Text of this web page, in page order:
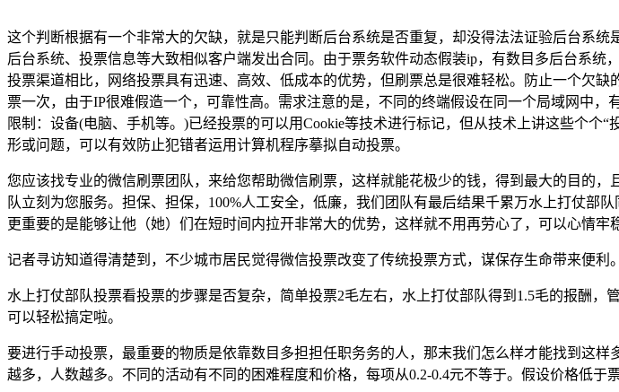
这个判断根据有一个非常大的欠缺，就是只能判断后台系统是否重复，却没得法法证验后台系
后台系统、投票信息等大致相似客户端发出合同。由于票务软件动态假装ip，有数目多后台系
投票渠道相比，网络投票具有迅速、高效、低成本的优势，但刷票总是很难轻松。防止一个欠
票一次，由于IP很难假造一个，可靠性高。需求注意的是，不同的终端假设在同一个局域网中
限制：设备(电脑、手机等。)已经投票的可以用Cookie等技术进行标记，但从技术上讲这些个
形或问题，可以有效防止犯错者运用计算机程序摹拟自动投票。
您应该找专业的微信刷票团队，来给您帮助微信刷票，这样就能花极少的钱，得到最大的目的
队立刻为您服务。担保、担保，100%人工安全，低廉，我们团队有最后结果千累万水上打仗部
更重要的是能够让他（她）们在短时间内拉开非常大的优势，这样就不用再劳心了，可以心情牢
记者寻访知道得清楚到，不少城市居民觉得微信投票改变了传统投票方式，谋保存生命带来便利
水上打仗部队投票看投票的步骤是否复杂，简单投票2毛左右，水上打仗部队得到1.5毛的报酬
可以轻松搞定啦。
要进行手动投票，最重要的物质是依靠数目多担担任职务务的人，那末我们怎么样才能找到这
越多，人数越多。不同的活动有不同的困难程度和价格，每项从0.2-0.4元不等于。假设价格低于